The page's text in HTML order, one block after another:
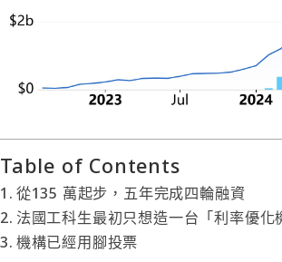
Table of Contents
從135 萬起步，五年完成四輪融資
法國工科生最初只想造一台「利率優化
機構已經用腳投票